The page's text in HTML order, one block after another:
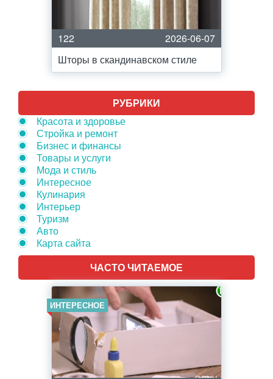
122
2026-06-07
Шторы в скандинавском стиле
РУБРИКИ
Красота и здоровье
Стройка и ремонт
Бизнес и финансы
Товары и услуги
Мода и стиль
Интересное
Кулинария
Интерьер
Туризм
Авто
Карта сайта
ЧАСТО ЧИТАЕМОЕ
ИНТЕРЕСНОЕ